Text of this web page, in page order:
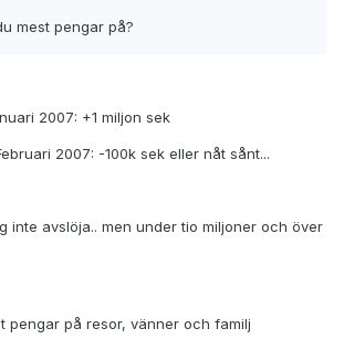
mest pengar på?
2007: +1 miljon sek
2007: -100k sek eller nåt sånt...
inte avslöja.. men under tio miljoner och över
pengar på resor, vänner och familj